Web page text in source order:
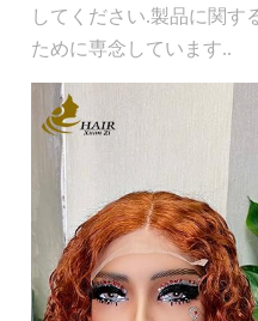
してください.製品に関す
ために専念しています..